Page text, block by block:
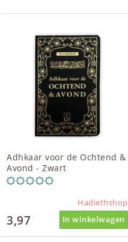
Adhkaar voor de Ochtend &
Avond - Zwart
Hadiethshop
3,97 In winkelwagen